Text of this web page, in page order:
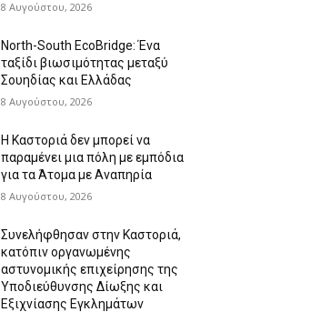
8 Αυγούστου, 2026
North-South EcoBridge: Ένα
ταξίδι βιωσιμότητας μεταξύ
Σουηδίας και Ελλάδας
8 Αυγούστου, 2026
Η Καστοριά δεν μπορεί να
παραμένει μια πόλη με εμπόδια
για τα Άτομα με Αναπηρία
8 Αυγούστου, 2026
Συνελήφθησαν στην Καστοριά,
κατόπιν οργανωμένης
αστυνομικής επιχείρησης της
Υποδιεύθυνσης Δίωξης και
Εξιχνίασης Εγκλημάτων